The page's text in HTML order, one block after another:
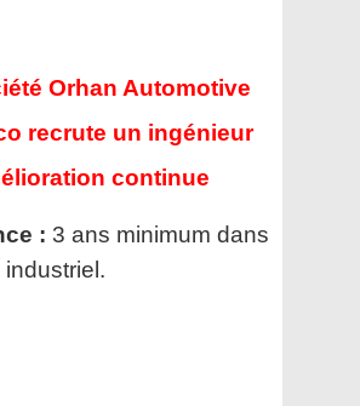
Orhan Automotive
recrute un ingénieur
continue
: 3 ans minimum dans